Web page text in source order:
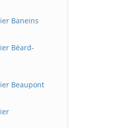
Baneins
Béard-
Beaupont